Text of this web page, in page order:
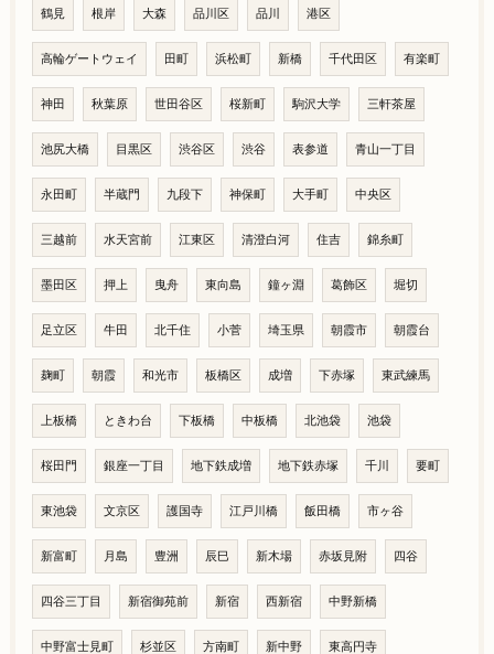
鶴見 根岸 大森 品川区 品川 港区
高輪ゲートウェイ 田町 浜松町 新橋 千代田区 有楽町
神田 秋葉原 世田谷区 桜新町 駒沢大学 三軒茶屋
池尻大橋 目黒区 渋谷区 渋谷 表参道 青山一丁目
永田町 半蔵門 九段下 神保町 大手町 中央区
三越前 水天宮前 江東区 清澄白河 住吉 錦糸町
墨田区 押上 曳舟 東向島 鐘ヶ淵 葛飾区 堀切
足立区 牛田 北千住 小菅 埼玉県 朝霞市 朝霞台
麹町 朝霞 和光市 板橋区 成増 下赤塚 東武練馬
上板橋 ときわ台 下板橋 中板橋 北池袋 池袋
桜田門 銀座一丁目 地下鉄成増 地下鉄赤塚 千川 要町
東池袋 文京区 護国寺 江戸川橋 飯田橋 市ヶ谷
新富町 月島 豊洲 辰巳 新木場 赤坂見附 四谷
四谷三丁目 新宿御苑前 新宿 西新宿 中野新橋
中野富士見町 杉並区 方南町 新中野 東高円寺